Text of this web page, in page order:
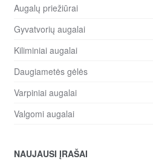
Augalų priežiūrai
Gyvatvorių augalai
Kiliminiai augalai
Daugiametės gėlės
Varpiniai augalai
Valgomi augalai
NAUJAUSI ĮRAŠAI